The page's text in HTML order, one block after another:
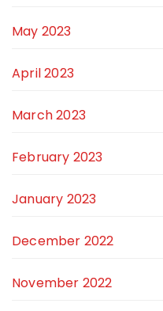
May 2023
April 2023
March 2023
February 2023
January 2023
December 2022
November 2022